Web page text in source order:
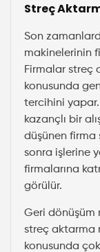
Streç
Son
makinelerinin
Firmalar streç
konusunda
tercihini
kazançlı bir
düşünen firma
sonra işlerine
firmalarına
görülür.
Geri dönüşüm
streç aktarma
konusunda